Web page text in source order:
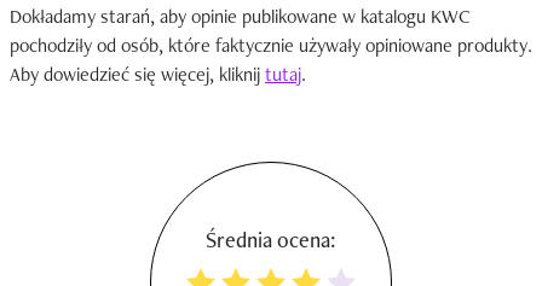
Dokładamy starań, aby opinie publikowane w katalogu KWC
pochodziły od osób, które faktycznie używały opiniowane produkty.
Aby dowiedzieć się więcej, kliknijtutaj.
Średnia ocena: